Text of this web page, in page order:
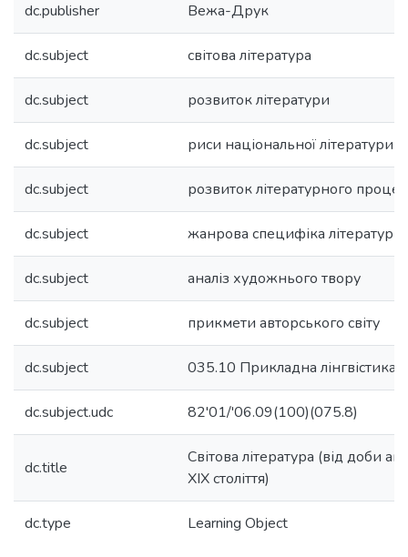
dc.publisher Вежа-Друк
dc.subject світова література
dc.subject розвиток літератури
dc.subject риси національної літератури
dc.subject розвиток літературного
dc.subject жанрова специфіка літератури
dc.subject аналіз художнього твору
dc.subject прикмети авторського світу
dc.subject 035.10 Прикладна лінгвістика
dc.subject.udc 82'01/'06.09(100)(075.8)
dc.title
Світова література (від доби
ХІХ століття)
dc.type Learning Object